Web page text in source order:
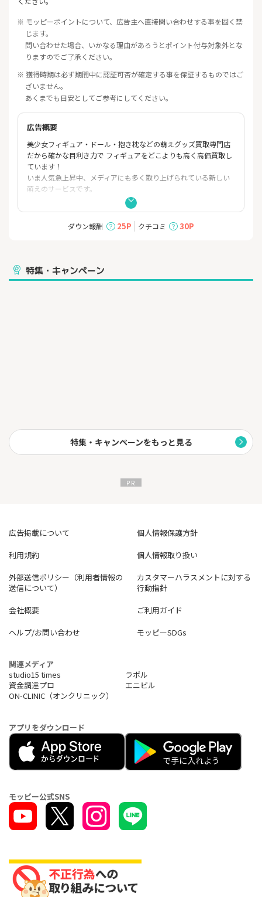
※ モッピーポイントについて、広告主へ直接問い合わせする事を固く禁
じます。
問い合わせた場合、いかなる理由があろうとポイント付与対象外とな
りますのでご了承ください。
※ 獲得時期は必ず期間中に認証可否が確定する事を保証するものではご
ざいません。
あくまでも目安としてご参考にしてください。
広告概要
美少女フィギュア・ドール・抱き枕などの萌えグッズ買取専門店
だから確かな目利き力で フィギュアをどこよりも高く高価買取し
ています！
いま人気急上昇中、メディアにも多く取り上げられている新しい
萌えのサービスです。
萌え系グッズの宅配買取サービス「もえたく！」人気上昇中の５
★ 高価買取 ★ ９６．１％のお客様が納得の、業界最高クラス
の高価買取！
ダウン報酬 25P クチコミ 30P
特集・キャンペーン
特集・キャンペーンをもっと見る
広告掲載について
個人情報保護方針
利用規約
個人情報取り扱い
外部送信ポリシー（利用者情報の
送信について）
カスタマーハラスメントに対する
行動指針
会社概要
ご利用ガイド
ヘルプ/お問い合わせ
モッピーSDGs
関連メディア
studio15 times
ラボル
資金調達プロ
エニピル
ON-CLINIC（オンクリニック）
アプリをダウンロード
モッピー公式SNS